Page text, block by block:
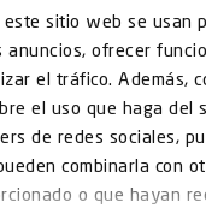
este sitio web se usan
anuncios, ofrecer
el tráfico. Además,
el uso que haga del
de redes sociales,
combinarla con
o que hayan